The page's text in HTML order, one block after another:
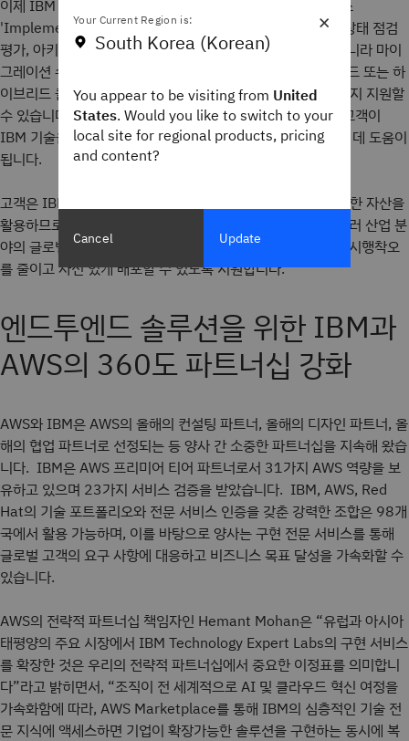
이제 IBM Technology Expert Labs 컨설턴트는 전문 서비스
'Implement' 세트를 통해 조직의 팀과 협력하여 계획 수립, 상태 점검
평가, 아키텍처 설계 워크숍을 제공할 수 있습니다. 이 뿐만 아니라 마이
그레이션 수행, 아키텍처 구현, 성능 미세 조정, 퍼블릭 클라우드 또는 하
이브리드 클라우드에서 보안 기능 구성·맞춤화 및 환경 확장까지 지원할
수 있습니다. 이러한'실습형(hands on keyboard)'활동은 고객이
IBM 기술을 도입하는 속도를 높이고 ROI를 더 빨리 인식하는 데 도움이
됩니다.
고객은 IBM 분야별 전문가들이 모범 사례 패턴과 재사용 가능한 자산을
활용하므로 안심하고 배포할 수 있습니다. 이들 전문가들은 여러 산업 분
야의 글로벌 조직을 지원한 경험과 노하우를 바탕으로 기업이 시행착오
를 줄이고 자신 있게 배포할 수 있도록 지원합니다.
엔드투엔드 솔루션을 위한 IBM과
AWS의 360도 파트너십 강화
AWS와 IBM은 AWS의 올해의 컨설팅 파트너, 올해의 디자인 파트너, 올
해의 협업 파트너로 선정되는 등 양사 간 소중한 파트너십을 지속해 왔습
니다. IBM은 AWS 프리미어 티어 파트너로서 31가지 AWS 역량을 보
유하고 있으며 23가지 서비스 검증을 받았습니다. IBM, AWS, Red
Hat의 기술 포트폴리오와 전문 서비스 인증을 갖춘 강력한 조합은 98개
국에서 활용 가능하며, 이를 바탕으로 양사는 구현 전문 서비스를 통해
글로벌 고객의 요구 사항에 대응하고 비즈니스 목표 달성을 가속화할 수
있습니다.
AWS의 전략적 파트너십 책임자인 Hemant Mohan은 “유럽과 아시아
태평양의 주요 시장에서 IBM Technology Expert Labs의 구현 서비스
를 확장한 것은 우리의 전략적 파트너십에서 중요한 이정표를 의미합니
다”라고 밝히면서, “조직이 전 세계적으로 AI 및 클라우드 혁신 여정을
가속화함에 따라, AWS Marketplace를 통해 IBM의 심층적인 기술 전
문 지식에 액세스하면 기업이 확장가능한 솔루션을 구현하는 동시에 복
×
Your Current Region is:
South Korea (Korean)
You appear to be visiting from United
States. Would you like to switch to your
local site for regional products, pricing
and content?
Cancel Update